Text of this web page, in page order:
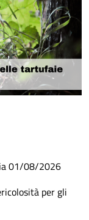
01/08/2026
per gli